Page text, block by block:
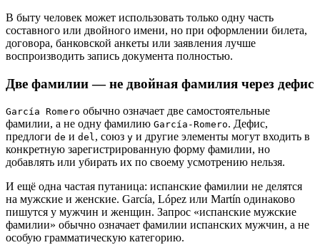
В быту человек может использовать только одну часть
составного или двойного имени, но при оформлении билета,
договора, банковской анкеты или заявления лучше
воспроизводить запись документа полностью.
Две фамилии — не двойная фамилия через дефис
García Romero обычно означает две самостоятельные
фамилии, а не одну фамилию García-Romero. Дефис,
предлоги de и del, союз y и другие элементы могут входить в
конкретную зарегистрированную форму фамилии, но
добавлять или убирать их по своему усмотрению нельзя.
И ещё одна частая путаница: испанские фамилии не делятся
на мужские и женские. García, López или Martín одинаково
пишутся у мужчин и женщин. Запрос «испанские мужские
фамилии» обычно означает фамилии испанских мужчин, а не
особую грамматическую категорию.